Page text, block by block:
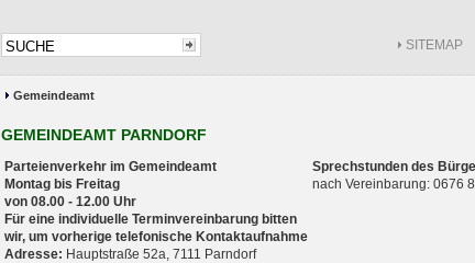
SITEMAP
Gemeindeamt
GEMEINDEAMT PARNDORF
Parteienverkehr im Gemeindeamt
Montag bis Freitag
von 08.00 - 12.00 Uhr
Für eine individuelle Terminvereinbarung bitten
wir, um vorherige telefonische Kontaktaufnahme
Adresse: Hauptstraße 52a, 7111 Parndorf
Sprechstunden des
nach Vereinbarung: 0676